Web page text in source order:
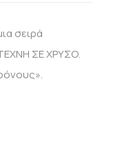
σειρά
ΣΕ ΧΡΥΣΟ.